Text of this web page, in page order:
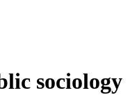
sociology